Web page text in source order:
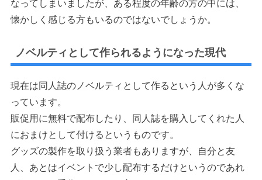
なってしまいましたが、ある程度の年齢の方の中には、
懐かしく感じる方もいるのではないでしょうか。
ノベルティとして作られるようになった現代
現在は同人誌のノベルティとして作るという人が多くな
っています。
販促用に無料で配布したり、同人誌を購入してくれた人
におまけとして付けるというものです。
グッズの製作を取り扱う業者もありますが、自分と友
人、あとはイベントで少し配布するだけというのであれ